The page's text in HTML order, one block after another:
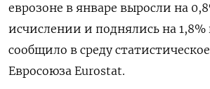
еврозоне в январе выросли на
исчислении и поднялись на 1,8%
сообщило в среду
Евросоюза Eurostat.